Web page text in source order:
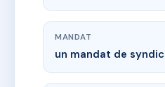
MANDAT
un mandat de syndic